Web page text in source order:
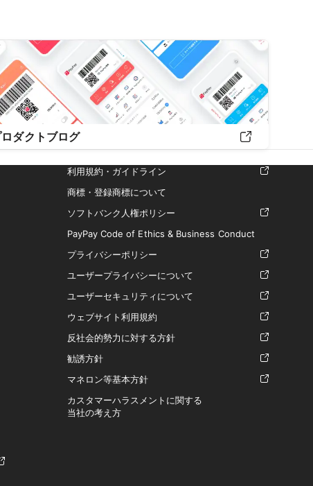
ダクトブログ
利用規約・ガイドライン
商標・登録商標について
ソフトバンク人権ポリシー
PayPay Code of Ethics & Business Conduct
プライバシーポリシー
ユーザープライバシーについて
ユーザーセキュリティについて
ウェブサイト利用規約
反社会的勢力に対する方針
勧誘方針
マネロン等基本方針
カスタマーハラスメントに関する
当社の考え方